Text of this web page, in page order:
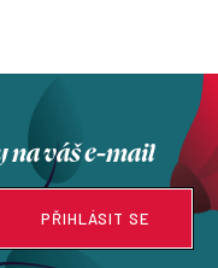
váš e-mail
PŘIHLÁSIT SE